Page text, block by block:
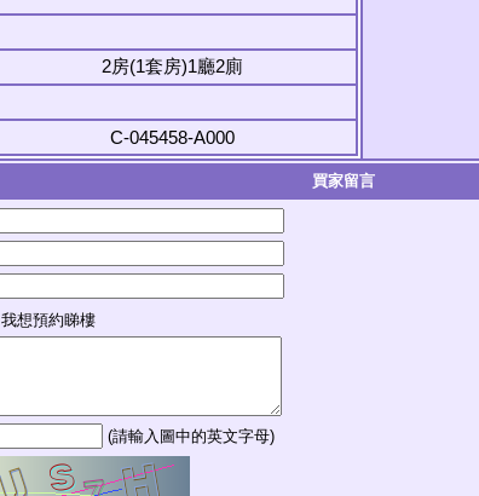
2房(1套房)1廳2廁
C-045458-A000
買家留言
我想預約睇樓
(請輸入圖中的英文字母)